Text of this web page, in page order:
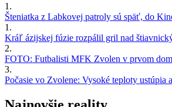
1.
Šteniatka z Labkovej patroly sú späť, do
1.
Kráľ ázijskej fúzie rozpálil gril nad
2.
FOTO: Futbalisti MFK Zvolen v prvom
3.
Počasie vo Zvolene: Vysoké teploty ustúpia